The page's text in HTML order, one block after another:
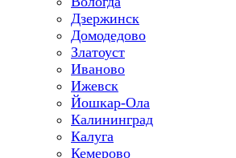
Дзержинск
Домодедово
Златоуст
Иваново
Ижевск
Йошкар-Ола
Калининград
Калуга
Кемерово